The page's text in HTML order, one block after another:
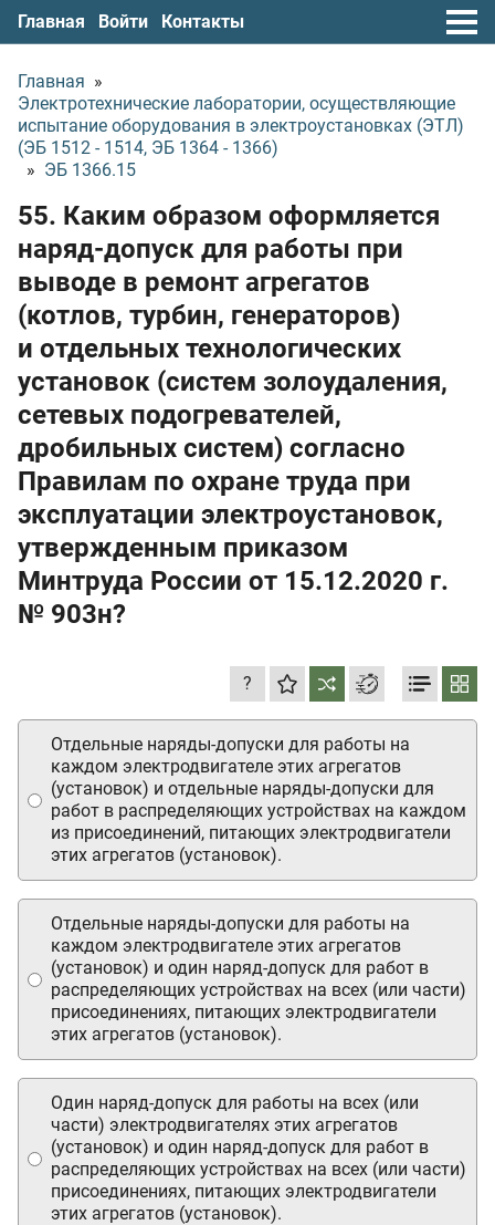
Главная Войти Контакты
Главная »
Электротехнические лаборатории, осуществляющие
испытание оборудования в электроустановках (ЭТЛ)
(ЭБ 1512 - 1514, ЭБ 1364 - 1366)
» ЭБ 1366.15
55. Каким образом оформляется
наряд-допуск для работы при
выводе в ремонт агрегатов
(котлов, турбин, генераторов)
и отдельных технологических
установок (систем золоудаления,
сетевых подогревателей,
дробильных систем) согласно
Правилам по охране труда при
эксплуатации электроустановок,
утвержденным приказом
Минтруда России от 15.12.2020 г.
№ 903н?
?
Один наряд-допуск для работы на всех (или
части) электродвигателях этих агрегатов
(установок) и один наряд-допуск для работ в
распределяющих устройствах на всех (или части)
присоединениях, питающих электродвигатели
этих агрегатов (установок).
Отдельные наряды-допуски для работы на
каждом электродвигателе этих агрегатов
(установок) и один наряд-допуск для работ в
распределяющих устройствах на всех (или части)
присоединениях, питающих электродвигатели
этих агрегатов (установок).
Отдельные наряды-допуски для работы на
каждом электродвигателе этих агрегатов
(установок) и отдельные наряды-допуски для
работ в распределяющих устройствах на каждом
из присоединений, питающих электродвигатели
этих агрегатов (установок).